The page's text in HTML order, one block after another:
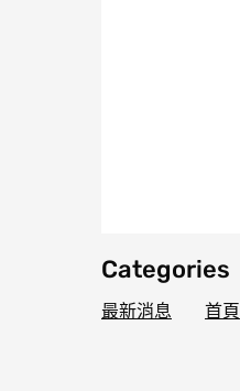
Categories
最新消息 首頁